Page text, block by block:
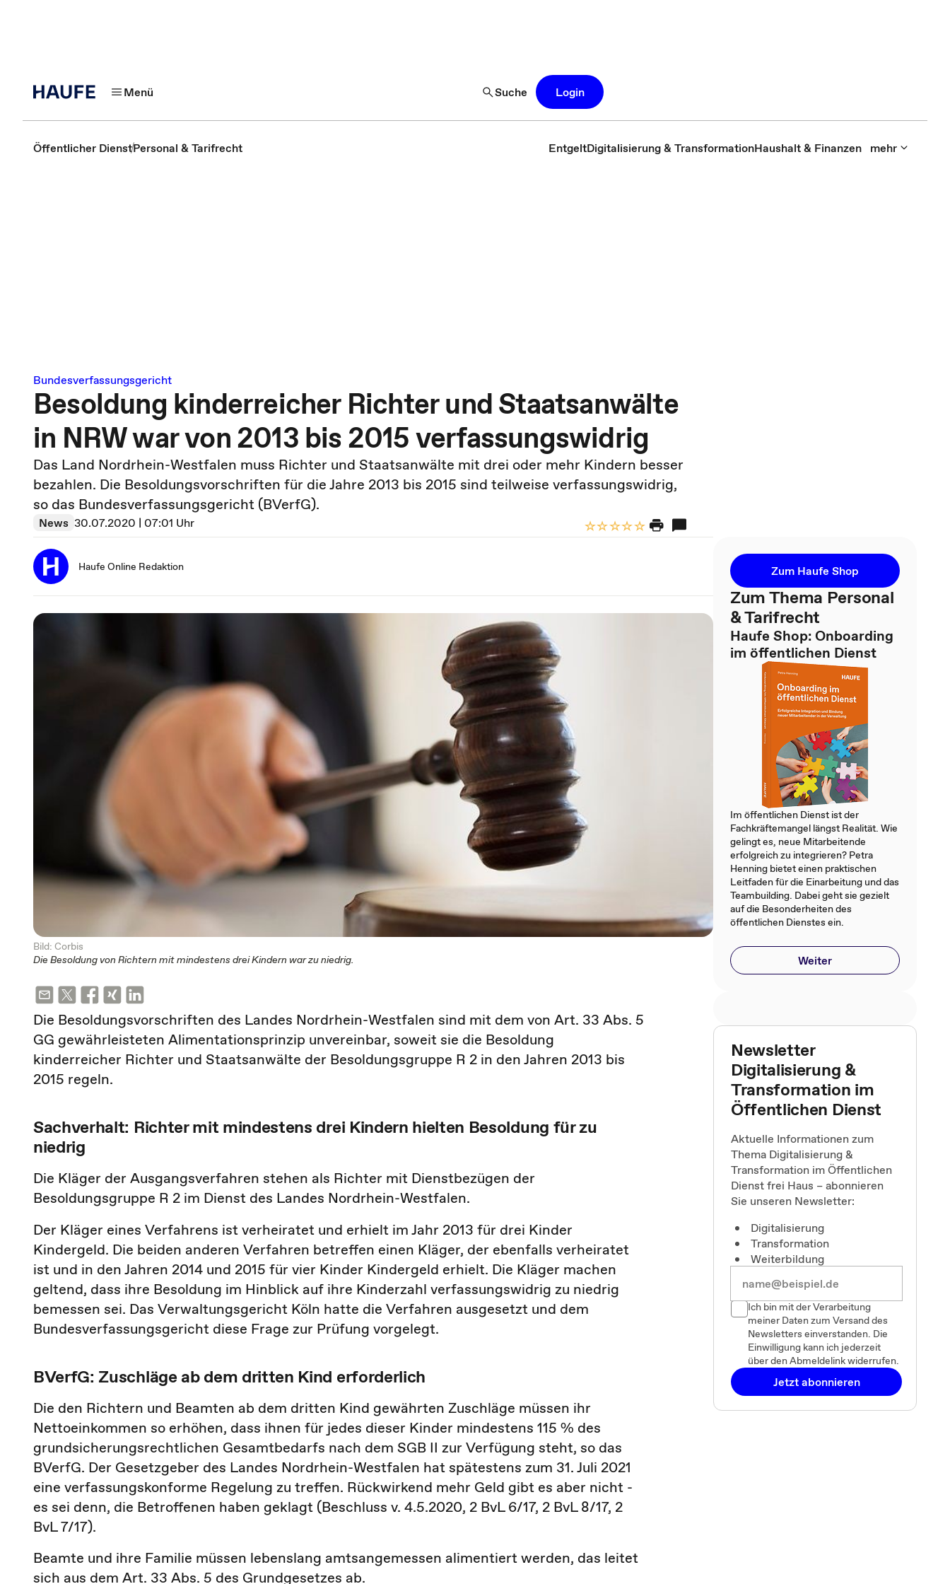
Menü Suche Login
Öffentlicher DienstPersonal & Tarifrecht EntgeltDigitalisierung & TransformationHaushalt & Finanzen mehr
Bundesverfassungsgericht
Besoldung kinderreicher Richter und Staatsanwälte
in NRW war von 2013 bis 2015 verfassungswidrig
Das Land Nordrhein-Westfalen muss Richter und Staatsanwälte mit drei oder mehr Kindern besser
bezahlen. Die Besoldungsvorschriften für die Jahre 2013 bis 2015 sind teilweise verfassungswidrig,
so das Bundesverfassungsgericht (BVerfG).
News 30.07.2020 | 07:01 Uhr
Haufe Online Redaktion
Bild: Corbis
Die Besoldung von Richtern mit mindestens drei Kindern war zu niedrig.
Die Besoldungsvorschriften des Landes Nordrhein-Westfalen sind mit dem von Art. 33 Abs. 5
GG gewährleisteten Alimentationsprinzip unvereinbar, soweit sie die Besoldung
kinderreicher Richter und Staatsanwälte der Besoldungsgruppe R 2 in den Jahren 2013 bis
2015 regeln.
Sachverhalt: Richter mit mindestens drei Kindern hielten Besoldung für zu
niedrig
Die Kläger der Ausgangsverfahren stehen als Richter mit Dienstbezügen der
Besoldungsgruppe R 2 im Dienst des Landes Nordrhein-Westfalen.
Der Kläger eines Verfahrens ist verheiratet und erhielt im Jahr 2013 für drei Kinder
Kindergeld. Die beiden anderen Verfahren betreffen einen Kläger, der ebenfalls verheiratet
ist und in den Jahren 2014 und 2015 für vier Kinder Kindergeld erhielt. Die Kläger machen
geltend, dass ihre Besoldung im Hinblick auf ihre Kinderzahl verfassungswidrig zu niedrig
bemessen sei. Das Verwaltungsgericht Köln hatte die Verfahren ausgesetzt und dem
Bundesverfassungsgericht diese Frage zur Prüfung vorgelegt.
BVerfG: Zuschläge ab dem dritten Kind erforderlich
Die den Richtern und Beamten ab dem dritten Kind gewährten Zuschläge müssen ihr
Nettoeinkommen so erhöhen, dass ihnen für jedes dieser Kinder mindestens 115 % des
grundsicherungsrechtlichen Gesamtbedarfs nach dem SGB II zur Verfügung steht, so das
BVerfG. Der Gesetzgeber des Landes Nordrhein-Westfalen hat spätestens zum 31. Juli 2021
eine verfassungskonforme Regelung zu treffen. Rückwirkend mehr Geld gibt es aber nicht -
es sei denn, die Betroffenen haben geklagt (Beschluss v. 4.5.2020, 2 BvL 6/17, 2 BvL 8/17, 2
BvL 7/17).
Beamte und ihre Familie müssen lebenslang amtsangemessen alimentiert werden, das leitet
sich aus dem Art. 33 Abs. 5 des Grundgesetzes ab.
Zum Haufe Shop
Zum Thema Personal
& Tarifrecht
Haufe Shop: Onboarding
im öffentlichen Dienst
Im öffentlichen Dienst ist der
Fachkräftemangel längst Realität. Wie
gelingt es, neue Mitarbeitende
erfolgreich zu integrieren? Petra
Henning bietet einen praktischen
Leitfaden für die Einarbeitung und das
Teambuilding. Dabei geht sie gezielt
auf die Besonderheiten des
öffentlichen Dienstes ein.
Weiter
Newsletter
Digitalisierung &
Transformation im
Öffentlichen Dienst
Aktuelle Informationen zum
Thema Digitalisierung &
Transformation im Öffentlichen
Dienst frei Haus – abonnieren
Sie unseren Newsletter:
Digitalisierung
Transformation
Weiterbildung
Ich bin mit der Verarbeitung
meiner Daten zum Versand des
Newsletters einverstanden. Die
Einwilligung kann ich jederzeit
über den Abmeldelink widerrufen.
Jetzt abonnieren